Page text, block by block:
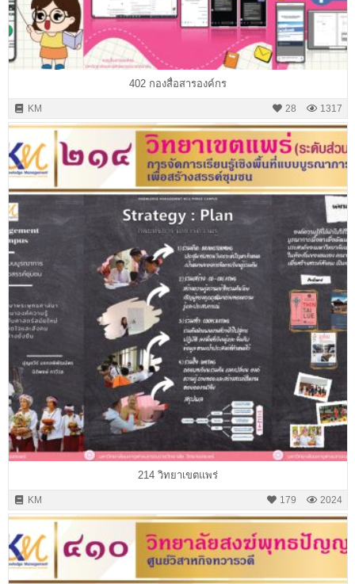
402 กองสื่อสารองค์กร
KM 1317
28
214 วิทยาเขตแพร่
KM 2024
179